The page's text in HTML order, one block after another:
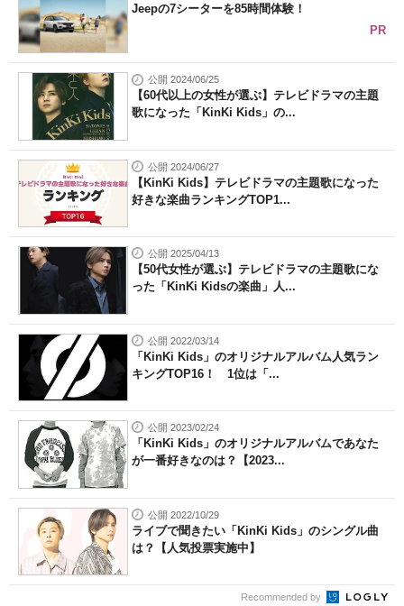
Jeepの7シーターを85時間体験！
PR
公開 2024/06/25
【60代以上の女性が選ぶ】テレビドラマの主題
歌になった「KinKi Kids」の...
公開 2024/06/27
【KinKi Kids】テレビドラマの主題歌になった
好きな楽曲ランキングTOP1...
公開 2025/04/13
【50代女性が選ぶ】テレビドラマの主題歌にな
った「KinKi Kidsの楽曲」人...
公開 2022/03/14
「KinKi Kids」のオリジナルアルバム人気ラン
キングTOP16！ 1位は「...
公開 2023/02/24
「KinKi Kids」のオリジナルアルバムであなた
が一番好きなのは？【2023...
公開 2022/10/29
ライブで聞きたい「KinKi Kids」のシングル曲
は？【人気投票実施中】
Recommended by